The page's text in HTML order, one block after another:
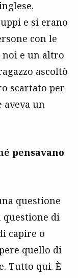
e si erano
con le
noi e un altro
ascoltò
scartato per
aveva un
pensavano
questione
questione di
capire o
quello di
Tutto qui. È